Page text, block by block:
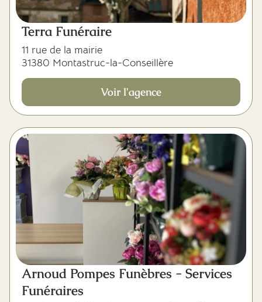
Terra Funéraire
11 rue de la mairie
31380 Montastruc-la-Conseillère
Voir l'agence
Arnoud Pompes Funèbres - Services
Funéraires